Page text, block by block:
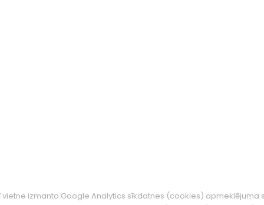
vietne izmanto Google Analytics sīkdatnes (cookies)